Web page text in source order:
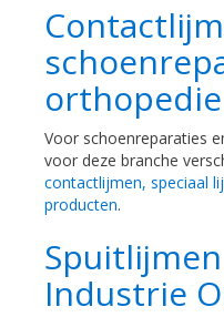
orthopedie
Voor schoenreparaties
voor deze branche
contactlijmen, speciaal
producten.
Industrie